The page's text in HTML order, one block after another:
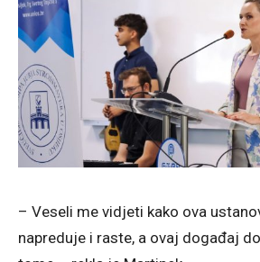
– Veseli me vidjeti kako ova
napreduje i raste, a ovaj događaj